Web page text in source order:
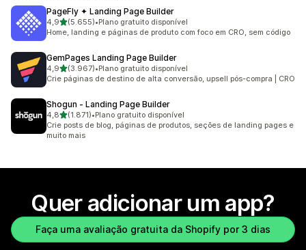
PageFly ✦ Landing Page Builder
4,9de 5 estrelas
(5.655)
5655 avaliações ao todo
•Plano gratuito disponível
Home, landing e páginas de produto com foco em CRO, sem código
GemPages Landing Page Builder
4,9de 5 estrelas
(3.967)
3967 avaliações ao todo
•Plano gratuito disponível
Crie páginas de destino de alta conversão, upsell pós-compra | CRO
Shogun ‑ Landing Page Builder
4,8de 5 estrelas
(1.871)
1871 avaliações ao todo
•Plano gratuito disponível
Crie posts de blog, páginas de produtos, seções de landing pages e
muito mais
Quer adicionar um app?
Faça uma avaliação gratuita da Shopify por 3 dias